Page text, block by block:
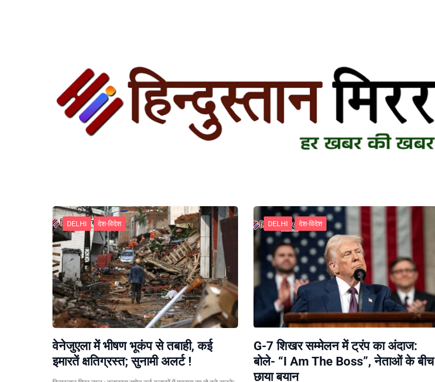
DELHI देश-विदेश
वेनेजुएला में भीषण भूकंप से तबाही, कई
इमारतें क्षतिग्रस्त; सुनामी अलर्ट !
DELHI देश-विदेश
G-7 शिखर सम्मेलन में ट्रंप का अंदाज:
बोले- “I Am The Boss”, नेताओं के बीच
छाया बयान